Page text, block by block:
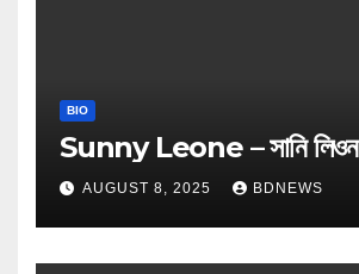
BIO
Sunny Leone – সানি লিওন
AUGUST 8, 2025 BDNEWS